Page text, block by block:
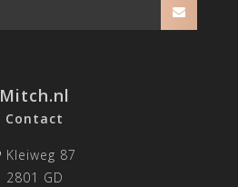
Mitch.nl
Contact
Kleiweg 87
2801 GD